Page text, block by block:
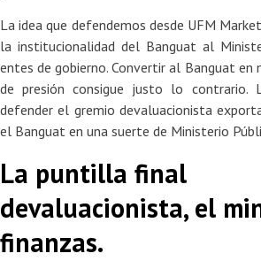
La idea que defendemos desde UFM
la institucionalidad del Banguat al
entes de gobierno. Convertir al Banguat en
de presión consigue justo lo contrario.
defender el gremio devaluacionista
el Banguat en una suerte de Ministerio
La puntilla final
devaluacionista, el
finanzas.